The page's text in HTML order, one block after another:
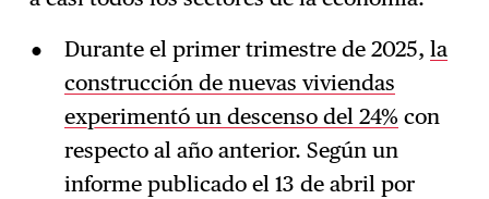
Durante el primer trimestre de 2025, la
construcción de nuevas viviendas
experimentó un descenso del 24% con
respecto al año anterior. Según un
informe publicado el 13 de abril por